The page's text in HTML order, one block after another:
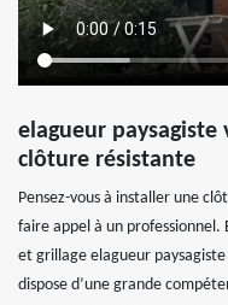
elagueur
clôture résistante
Pensez-vous à installer une
faire appel à un
et grillage elagueur
dispose d’une grande